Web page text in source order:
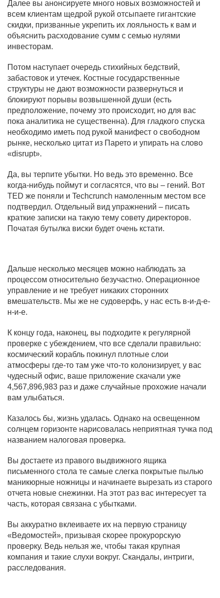
Далее вы анонсируете много новых возможностей и
всем клиентам щедрой рукой отсыпаете гигантские
скидки, призванные укрепить их лояльность к вам и
объяснить расходование сумм с семью нулями
инвесторам.
Потом наступает очередь стихийных бедствий,
забастовок и утечек. Костные государственные
структуры не дают возможности развернуться и
блокируют порывы возвышенной души (есть
предположение, почему это происходит, но для вас
пока аналитика не существенна). Для гладкого спуска
необходимо иметь под рукой манифест о свободном
рынке, несколько цитат из Парето и упирать на слово
«disrupt».
Да, вы терпите убытки. Но ведь это временно. Все
когда-нибудь поймут и согласятся, что вы – гений. Вот
TED же поняли и Techcrunch намоленным местом все
подтвердил. Отдельный вид упражнений – писать
краткие записки на такую тему совету директоров.
Початая бутылка виски будет очень кстати.
Дальше несколько месяцев можно наблюдать за
процессом относительно безучастно. Операционное
управление и не требует никаких сторонних
вмешательств. Мы же не судоверфь, у нас есть в-и-д-е-
н-и-е.
К концу года, наконец, вы подходите к регулярной
проверке с убеждением, что все сделали правильно:
космический корабль покинул плотные слои
атмосферы где-то там уже что-то колонизирует, у вас
чудесный офис, ваше приложение скачали уже
4,567,896,983 раз и даже случайные прохожие начали
вам улыбаться.
Казалось бы, жизнь удалась. Однако на освещенном
солнцем горизонте нарисовалась неприятная тучка под
названием налоговая проверка.
Вы достаете из правого выдвижного ящика
письменного стола те самые слегка покрытые пылью
маникюрные ножницы и начинаете вырезать из старого
отчета новые снежинки. На этот раз вас интересует та
часть, которая связана с убытками.
Вы аккуратно вклеиваете их на первую страницу
«Ведомостей», призывая скорее прокурорскую
проверку. Ведь нельзя же, чтобы такая крупная
компания и такие слухи вокруг. Скандалы, интриги,
расследования.